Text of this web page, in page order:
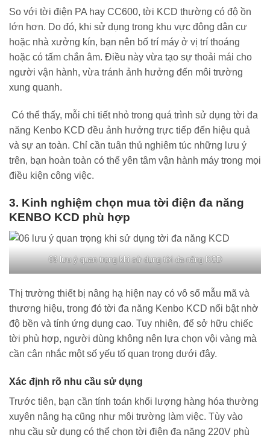
So với tời điện PA hay CC600, tời KCD thường có độ ồn
lớn hơn. Do đó, khi sử dụng trong khu vực đông dân cư
hoặc nhà xưởng kín, bạn nên bố trí máy ở vị trí thoáng
hoặc có tấm chắn âm. Điều này vừa tạo sự thoải mái cho
người vận hành, vừa tránh ảnh hưởng đến môi trường
xung quanh.
Có thể thấy, mỗi chi tiết nhỏ trong quá trình sử dụng tời đa
năng Kenbo KCD đều ảnh hưởng trực tiếp đến hiệu quả
và sự an toàn. Chỉ cần tuân thủ nghiêm túc những lưu ý
trên, bạn hoàn toàn có thể yên tâm vận hành máy trong mọi
điều kiện công việc.
3. Kinh nghiệm chọn mua tời điện đa năng
KENBO KCD phù hợp
06 lưu ý quan trọng khi sử dụng tời đa năng KCD
Thị trường thiết bị nâng hạ hiện nay có vô số mẫu mã và
thương hiệu, trong đó tời đa năng Kenbo KCD nổi bật nhờ
độ bền và tính ứng dụng cao. Tuy nhiên, để sở hữu chiếc
tời phù hợp, người dùng không nên lựa chọn vội vàng mà
cần cân nhắc một số yếu tố quan trọng dưới đây.
Xác định rõ nhu cầu sử dụng
Trước tiên, bạn cần tính toán khối lượng hàng hóa thường
xuyên nâng hạ cũng như môi trường làm việc. Tùy vào
nhu cầu sử dụng có thể chọn tời điện đa năng 220V phù